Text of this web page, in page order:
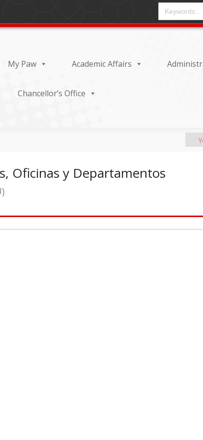
CAMPO DE
My Paw Academic Affairs
Chancellor’s Office
Oficinas y Departamentos